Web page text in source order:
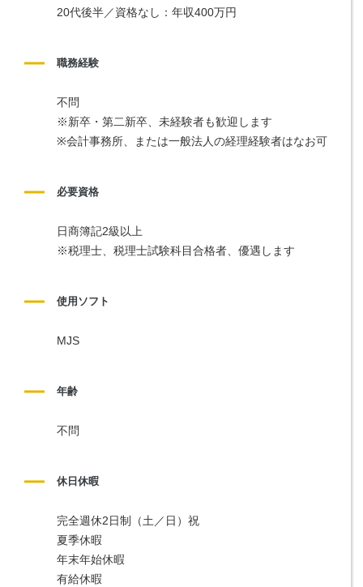
20代後半／資格なし：年収400万円
職務経験
不問
※新卒・第二新卒、未経験者も歓迎します
※会計事務所、または一般法人の経理経験者はなお可
必要資格
日商簿記2級以上
※税理士、税理士試験科目合格者、優遇します
使用ソフト
MJS
年齢
不問
休日休暇
完全週休2日制（土／日）祝
夏季休暇
年末年始休暇
有給休暇